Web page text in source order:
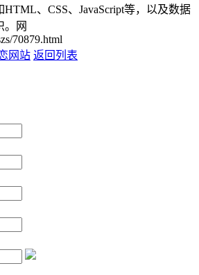
、CSS、JavaScript等，以及数据
。网
70879.html
网站 返回列表